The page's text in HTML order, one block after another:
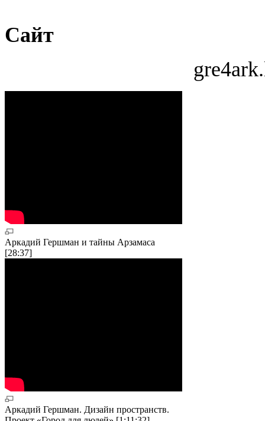
Сайт
Аркадий Гершман и тайны Арзамаса
[28:37]
Аркадий Гершман. Дизайн пространств.